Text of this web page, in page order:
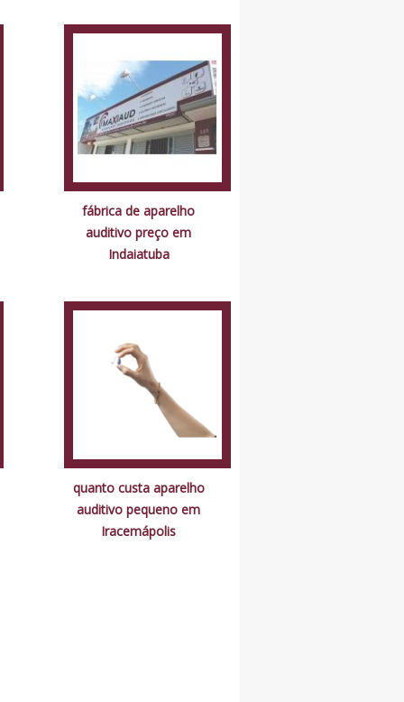
fábrica de aparelho
auditivo preço em
Indaiatuba
quanto custa aparelho
auditivo pequeno em
Iracemápolis